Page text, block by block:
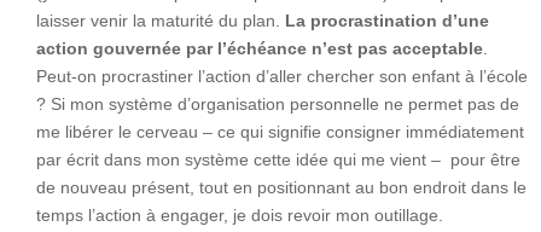
laisser venir la maturité du plan. La procrastination d’une
action gouvernée par l’échéance n’est pas acceptable
Peut-on procrastiner l’action d’aller chercher son enfant à l’école
? Si mon système d’organisation personnelle ne permet pas de
me libérer le cerveau – ce qui signifie consigner immédiatement
par écrit dans mon système cette idée qui me vient – pour être
de nouveau présent, tout en positionnant au bon endroit dans le
temps l’action à engager, je dois revoir mon outillage.